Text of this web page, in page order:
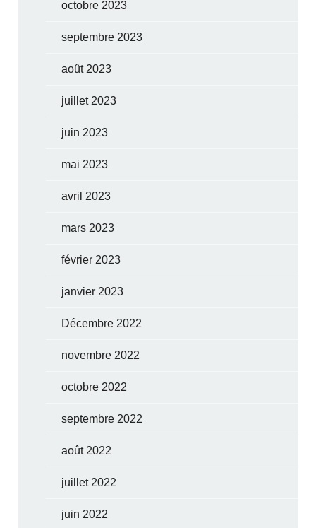
octobre 2023
septembre 2023
août 2023
juillet 2023
juin 2023
mai 2023
avril 2023
mars 2023
février 2023
janvier 2023
Décembre 2022
novembre 2022
octobre 2022
septembre 2022
août 2022
juillet 2022
juin 2022